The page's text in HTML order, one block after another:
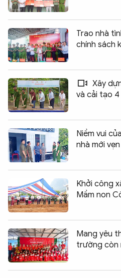
Trao nhà
chính sách
Xây
và cải tạo
Niềm vui
nhà mới
Khởi công
Mầm non
Mang yêu
trường còn